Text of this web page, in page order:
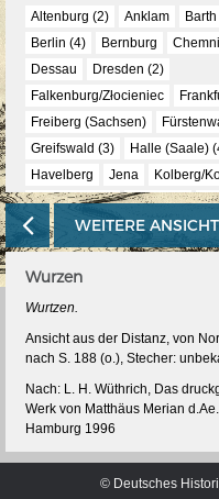
Altenburg (2) Anklam
Barth
Berlin (4)
Bernburg
Dessau
Dresden (2)
Falkenburg/Złocieniec
Freiberg (Sachsen)
Greifswald (3)
Halle (Saale)
Havelberg
Jena
Kolberg/
Königstein (2)
Köpenick
Küstrin/Kostrzyn nad Odrą (3)
Landsberg (Warthe)/Gorzów
Leipzig
Merseburg
Naumburg (Saale)
Rathenow
Saalfeld (Saale)
Stendal
Stettin/Szczecin (3)
Tangermünde
Templin
Ueckermünde
Werben (Elbe)
Wettin
Wittstock (Dosse)
Wolgast (2)
WEITERE
Wurzen
Wurtzen.
Ansicht aus der Distanz, von
nach S. 188 (o.), Stecher:
Nach: L. H. Wüthrich, Das
Werk von Matthäus Merian
Hamburg 1996
Martin Zeiller/Matthäus Merian
Topographie, von Sachsen und
© Deutsches